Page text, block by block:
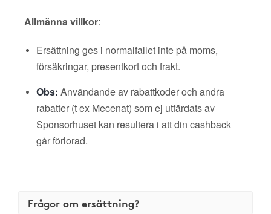
Allmänna villkor:
Ersättning ges i normalfallet inte på moms,
försäkringar, presentkort och frakt.
Obs: Användande av rabattkoder och andra
rabatter (t ex Mecenat) som ej utfärdats av
Sponsorhuset kan resultera i att din cashback
går förlorad.
Frågor om ersättning?